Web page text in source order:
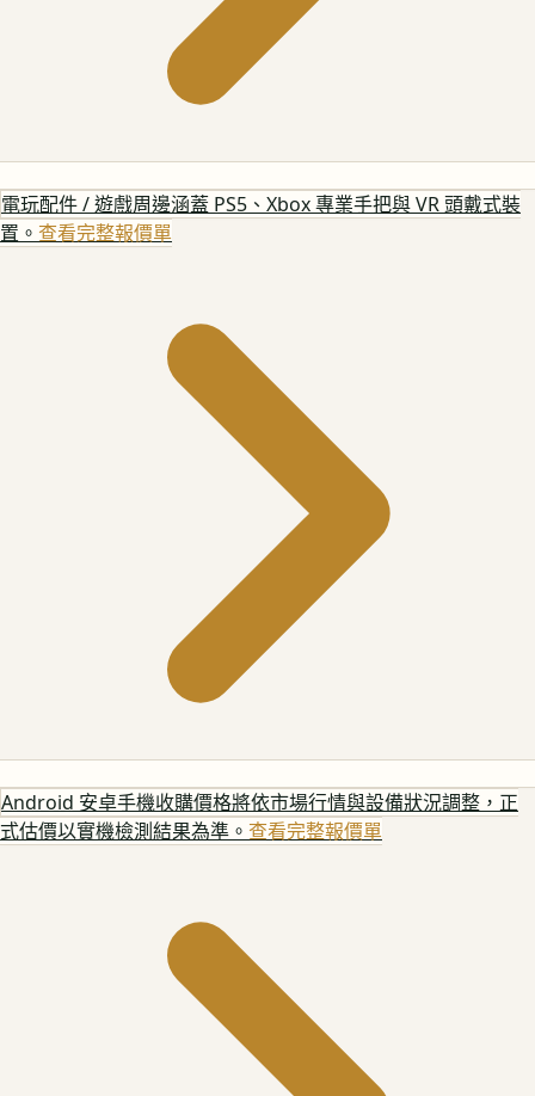
電玩配件 / 遊戲周邊涵蓋 PS5、Xbox 專業手把與 VR 頭戴式裝
置。 查看完整報價單
Android 安卓手機收購價格將依市場行情與設備狀況調整，正
式估價以實機檢測結果為準。 查看完整報價單